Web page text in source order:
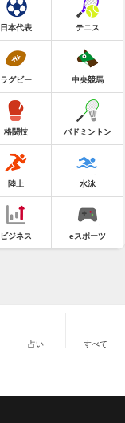
日本代表 テニス
ラグビー 中央競馬
格闘技 バドミントン
陸上 水泳
ビジネス eスポーツ
占い すべて